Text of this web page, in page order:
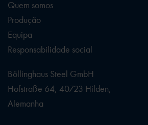
Quem somos
Produção
Equipa
Responsabilidade social
Böllinghaus Steel GmbH
Hofstraße 64, 40723 Hilden,
Alemanha